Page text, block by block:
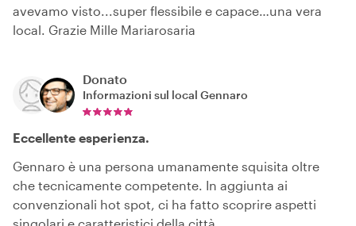
avevamo visto...super flessibile e capace…una vera
local. Grazie Mille Mariarosaria
Donato
Informazioni sul local Gennaro
Eccellente esperienza.
Gennaro è una persona umanamente squisita oltre
che tecnicamente competente. In aggiunta ai
convenzionali hot spot, ci ha fatto scoprire aspetti
singolari e caratteristici della città.